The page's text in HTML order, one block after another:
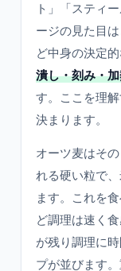
ト」「スティ
ージの見た目
ど中身の決定的
潰し・刻み・
す。ここを理
決まります。
オーツ麦はそ
れる硬い粒で
ます。これを
ど調理は速く
が残り調理に
プが並びます